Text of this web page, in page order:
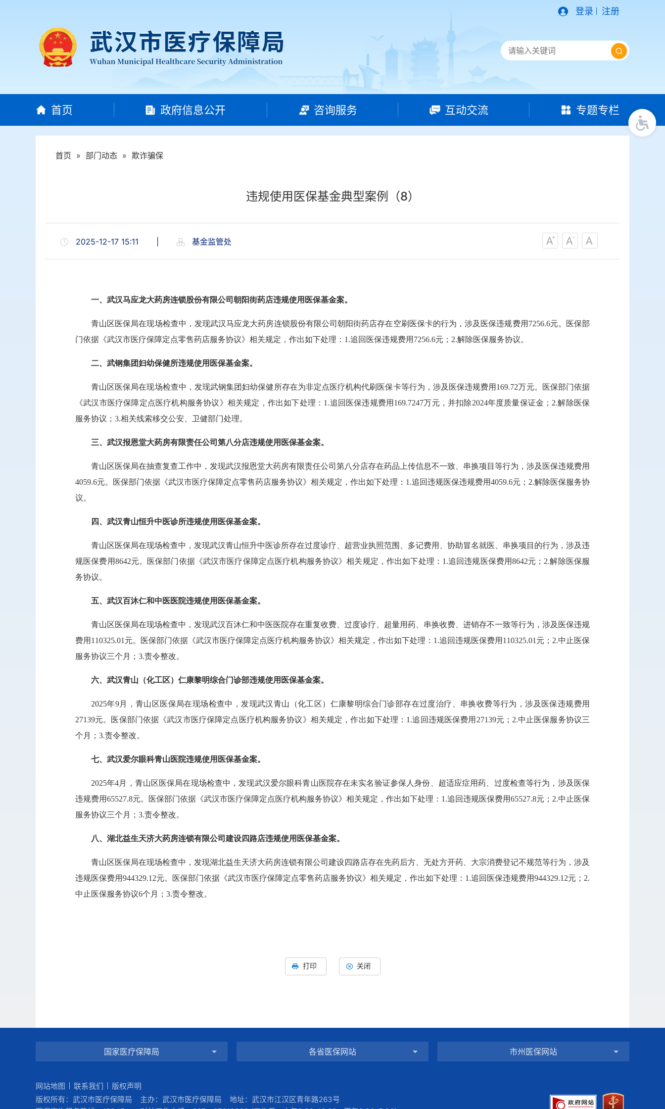
登录 注册
首页 政府信息公开 咨询服务 互动交流 专题专栏
首页 » 部门动态 » 欺诈骗保
违规使用医保基金典型案例（8）
2025-12-17 15:11 基金监管处
一、武汉马应龙大药房连锁股份有限公司朝阳街药店违规使用医保基金案。
青山区医保局在现场检查中，发现武汉马应龙大药房连锁股份有限公司朝阳街药店存在空刷医保卡的行为，涉及医保违规费用7256.6元。医保部
门依据《武汉市医疗保障定点零售药店服务协议》相关规定，作出如下处理：1.追回医保违规费用7256.6元；2.解除医保服务协议。
二、武钢集团妇幼保健所违规使用医保基金案。
青山区医保局在现场检查中，发现武钢集团妇幼保健所存在为非定点医疗机构代刷医保卡等行为，涉及医保违规费用169.72万元。医保部门依据
《武汉市医疗保障定点医疗机构服务协议》相关规定，作出如下处理：1.追回医保违规费用169.7247万元，并扣除2024年度质量保证金；2.解除医保
服务协议；3.相关线索移交公安、卫健部门处理。
三、武汉报恩堂大药房有限责任公司第八分店违规使用医保基金案。
青山区医保局在抽查复查工作中，发现武汉报恩堂大药房有限责任公司第八分店存在药品上传信息不一致、串换项目等行为，涉及医保违规费用
4059.6元。医保部门依据《武汉市医疗保障定点零售药店服务协议》相关规定，作出如下处理：1.追回违规医保违规费用4059.6元；2.解除医保服务协
议。
四、武汉青山恒升中医诊所违规使用医保基金案。
青山区医保局在现场检查中，发现武汉青山恒升中医诊所存在过度诊疗、超营业执照范围、多记费用、协助冒名就医、串换项目的行为，涉及违
规医保费用8642元。医保部门依据《武汉市医疗保障定点医疗机构服务协议》相关规定，作出如下处理：1.追回违规医保费用8642元；2.解除医保服
务协议。
五、武汉百沐仁和中医医院违规使用医保基金案。
青山区医保局在现场检查中，发现武汉百沐仁和中医医院存在重复收费、过度诊疗、超量用药、串换收费、进销存不一致等行为，涉及医保违规
费用110325.01元。医保部门依据《武汉市医疗保障定点医疗机构服务协议》相关规定，作出如下处理：1.追回违规医保费用110325.01元；2.中止医保
服务协议三个月；3.责令整改。
六、武汉青山（化工区）仁康黎明综合门诊部违规使用医保基金案。
2025年9月，青山区医保局在现场检查中，发现武汉青山（化工区）仁康黎明综合门诊部存在过度治疗、串换收费等行为，涉及医保违规费用
27139元。医保部门依据《武汉市医疗保障定点医疗机构服务协议》相关规定，作出如下处理：1.追回违规医保费用27139元；2.中止医保服务协议三
个月；3.责令整改。
七、武汉爱尔眼科青山医院违规使用医保基金案。
2025年4月，青山区医保局在现场检查中，发现武汉爱尔眼科青山医院存在未实名验证参保人身份、超适应症用药、过度检查等行为，涉及医保
违规费用65527.8元。医保部门依据《武汉市医疗保障定点医疗机构服务协议》相关规定，作出如下处理：1.追回违规医保费用65527.8元；2.中止医保
服务协议三个月；3.责令整改。
八、湖北益生天济大药房连锁有限公司建设四路店违规使用医保基金案。
青山区医保局在现场检查中，发现湖北益生天济大药房连锁有限公司建设四路店存在先药后方、无处方开药、大宗消费登记不规范等行为，涉及
违规医保费用944329.12元。医保部门依据《武汉市医疗保障定点零售药店服务协议》相关规定，作出如下处理：1.追回医保违规费用944329.12元；2.
中止医保服务协议6个月；3.责令整改。
打印 关闭
国家医疗保障局 各省医保网站 市州医保网站
网站地图 联系我们
版权声明
版权所有：武汉市医疗保障局 主办：武汉市医疗保障局 地址：武汉市江汉区青年路263号